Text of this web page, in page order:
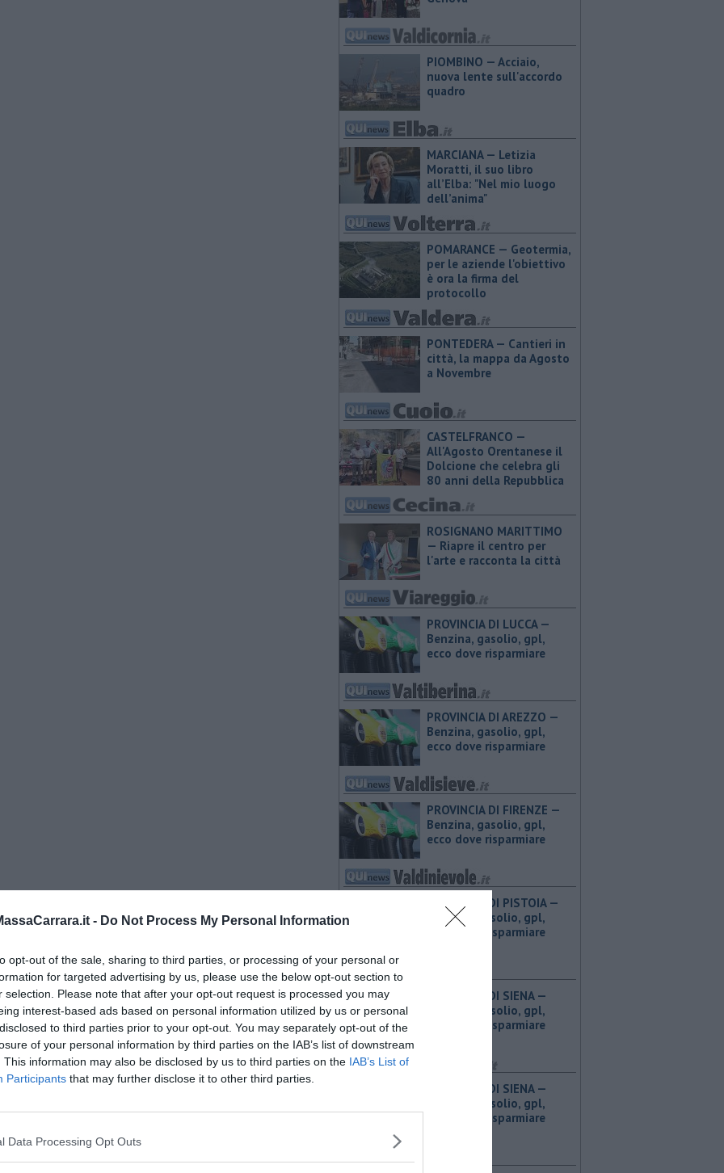
- Do Not Process My Personal Information
opt-out of the sale, sharing to third parties, or processing of your personal or
for targeted advertising by us, please use the below opt-out section to
selection. Please note that after your opt-out request is processed you may
interest-based ads based on personal information utilized by us or personal
to third parties prior to your opt-out. You may separately opt-out of the
of your personal information by third parties on the IAB’s list of downstream
This information may also be disclosed by us to third parties on the IAB’s List of
Participants that may further disclose it to other third parties.
Data Processing Opt Outs
PIOMBINO — Acciaio,
nuova lente sull'accordo
quadro
MARCIANA — ​Letizia
Moratti, il suo libro
all’Elba: "Nel mio luogo
dell’anima"
POMARANCE — Geotermia,
per le aziende l'obiettivo
è ora la firma del
protocollo
PONTEDERA — Cantieri in
città, la mappa da Agosto
a Novembre
CASTELFRANCO —
All'Agosto Orentanese il
Dolcione che celebra gli
80 anni della Repubblica
ROSIGNANO MARITTIMO
— Riapre il centro per
l'arte e racconta la città
PROVINCIA DI LUCCA — ​
Benzina, gasolio, gpl,
ecco dove risparmiare
PROVINCIA DI AREZZO — ​
Benzina, gasolio, gpl,
ecco dove risparmiare
PROVINCIA DI FIRENZE — ​
Benzina, gasolio, gpl,
ecco dove risparmiare
PROVINCIA DI PISTOIA — ​
Benzina, gasolio, gpl,
ecco dove risparmiare
PROVINCIA DI SIENA — ​
Benzina, gasolio, gpl,
ecco dove risparmiare
PROVINCIA DI SIENA — ​
Benzina, gasolio, gpl,
ecco dove risparmiare